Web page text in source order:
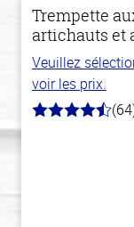
Trempette
artichauts et
Veuillez
voir les prix.
4.4